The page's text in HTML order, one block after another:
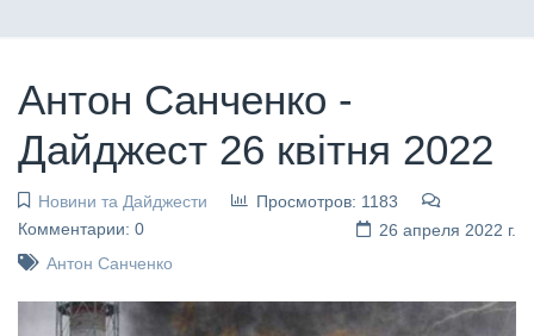
Антон Санченко -
Дайджест 26 квітня 2022
Новини та Дайджести
Просмотров: 1183
Комментарии: 0
26 апреля 2022 г.
Антон Санченко